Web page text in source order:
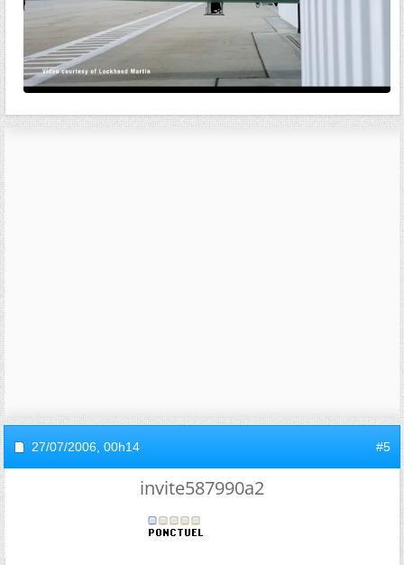
27/07/2006, 00h14 #5
invite587990a2